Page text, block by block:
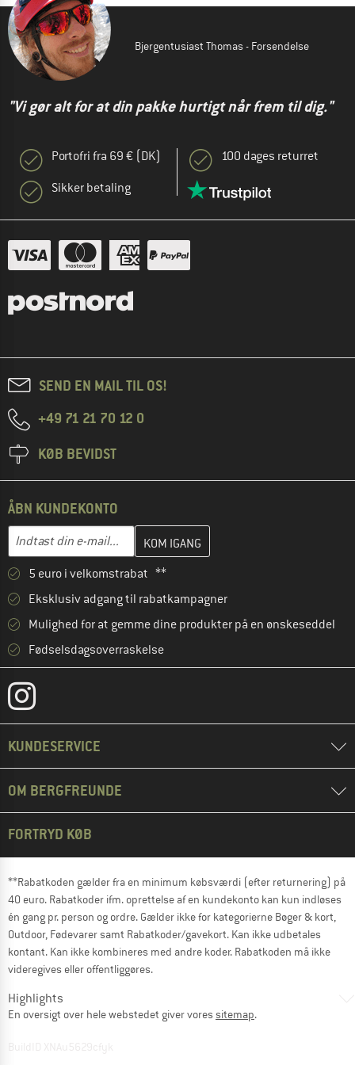
Bjergentusiast Thomas - Forsendelse
"Vi gør alt for at din pakke hurtigt når frem til dig."
Portofri fra 69 € (DK)
Sikker betaling
100 dages returret
SEND EN MAIL TIL OS!
+49 71 21 70 12 0
KØB BEVIDST
ÅBN KUNDEKONTO
E-mail-adresse
Indtast din e-mailadresse her, og opret i næste trin din
5 euro i velkomstrabat **
Eksklusiv adgang til rabatkampagner
Mulighed for at gemme dine produkter på en ønskeseddel
Fødselsdagsoverraskelse
KUNDESERVICE
OM BERGFREUNDE
FORTRYD KØB
**Rabatkoden gælder fra en minimum købsværdi (efter returnering) på
40 euro. Rabatkoder ifm. oprettelse af en kundekonto kan kun indløses
én gang pr. person og ordre. Gælder ikke for kategorierne Bøger & kort,
Outdoor, Fødevarer samt Rabatkoder/gavekort. Kan ikke udbetales
kontant. Kan ikke kombineres med andre koder. Rabatkoden må ikke
videregives eller offentliggøres.
Highlights
En oversigt over hele webstedet giver voressitemap.